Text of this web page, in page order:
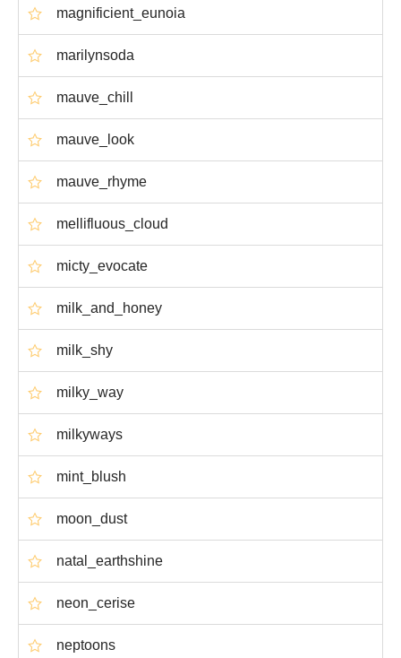
magnificient_eunoia
marilynsoda
mauve_chill
mauve_look
mauve_rhyme
mellifluous_cloud
micty_evocate
milk_and_honey
milk_shy
milky_way
milkyways
mint_blush
moon_dust
natal_earthshine
neon_cerise
neptoons